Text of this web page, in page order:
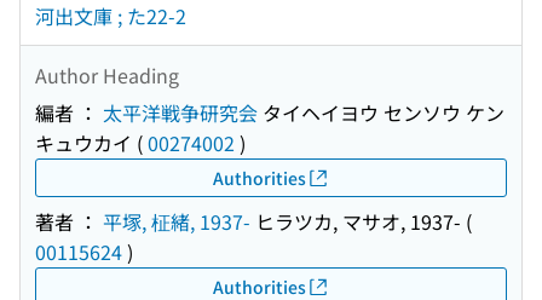
河出文庫 ; た22-2
Author Heading
編者 ： 太平洋戦争研究会 タイヘイヨウ センソウ ケン
キュウカイ (00274002 )
Authorities
著者 ： 平塚, 柾緒, 1937- ヒラツカ, マサオ, 1937- (
00115624)
Authorities